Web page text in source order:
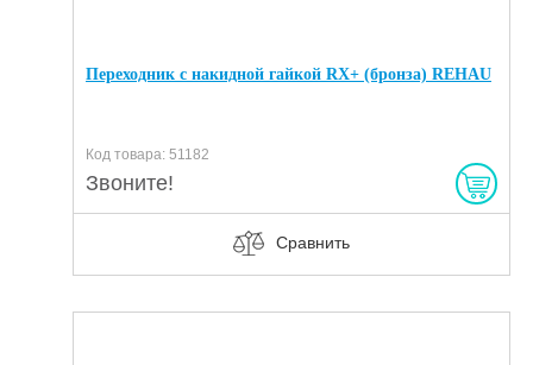
Переходник с накидной гайкой RX+ (бронза) REHAU
Код товара: 51182
Звоните!
Сравнить